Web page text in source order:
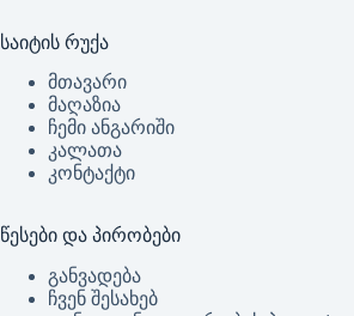
საიტის რუქა
მთავარი
მაღაზია
ჩემი ანგარიში
კალათა
კონტაქტი
წესები და პირობები
განვადება
ჩვენ შესახებ